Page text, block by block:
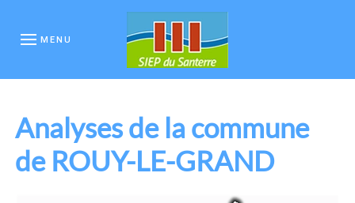
MENU
Analyses de la commune
de ROUY-LE-GRAND